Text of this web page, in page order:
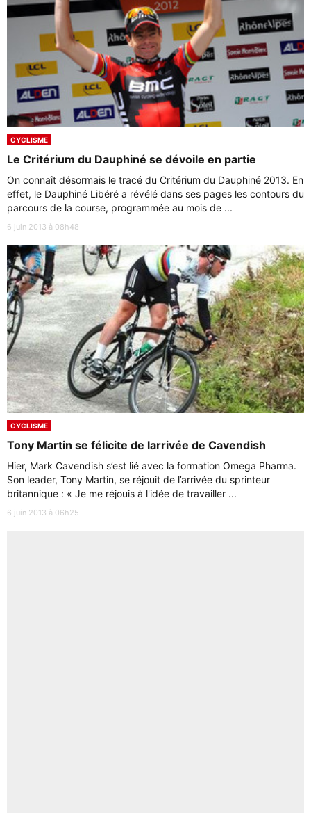
CYCLISME
Le Critérium du Dauphiné se dévoile en partie
On connaît désormais le tracé du Critérium du Dauphiné 2013. En
effet, le Dauphiné Libéré a révélé dans ses pages les contours du
parcours de la course, programmée au mois de ...
6 juin 2013 à 08h48
CYCLISME
Tony Martin se félicite de larrivée de Cavendish
Hier, Mark Cavendish s’est lié avec la formation Omega Pharma.
Son leader, Tony Martin, se réjouit de l’arrivée du sprinteur
britannique : « Je me réjouis à l'idée de travailler ...
6 juin 2013 à 06h25